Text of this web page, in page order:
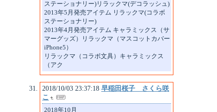
ステーショナリー)リラックマ(デコラッシュ)
2013年5月発売アイテム リラックマ(コラボ
ステーショナリー)
2013年4月発売アイテム キャラミックス（サ
マーグッズ）リラックマ（マスコットカバー
iPhone5）
リラックマ（コラボ文具）キャラミックス
（アク
2018/10/03 23:37:18 早稲田桜子 さくら咲
こ
2018年10月